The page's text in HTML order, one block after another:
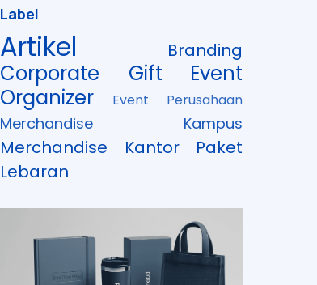
Label
Artikel Branding
Corporate Gift
Event
Organizer
Event Perusahaan
Merchandise Kampus
Merchandise Kantor
Paket
Lebaran